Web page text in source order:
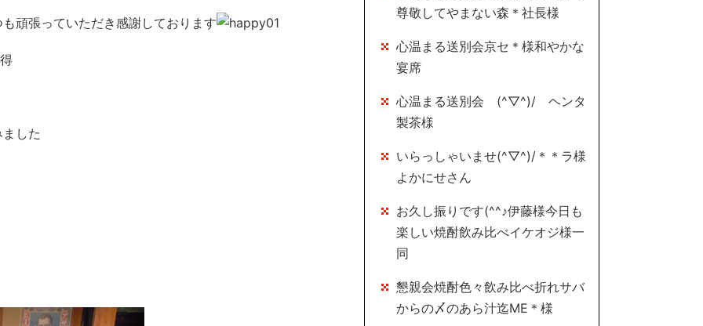
頑張っていただき感謝しております
した
尊敬してやまない森＊社長様
心温まる送別会京セ＊様和やかな
宴席
心温まる送別会 (^▽^)/ ヘンタ
製茶様
いらっしゃいませ(^▽^)/＊＊ラ様
よかにせさん
お久し振りです(^^♪伊藤様今日も
楽しい焼酎飲み比べイケオジ様一
同
懇親会焼酎色々飲み比べ折れサバ
からの〆のあら汁迄ME＊様